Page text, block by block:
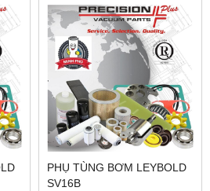
PHỤ TÙNG BƠM LEYBOLD
SV16B